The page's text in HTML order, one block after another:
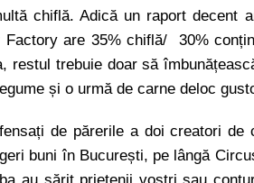
chiflă. Adică un raport decent
are 35% chiflă/ 30%
restul trebuie doar să
și o urmă de carne deloc
de părerile a doi creatori de
buni în București, pe lângă
au sărit prietenii voștri sau